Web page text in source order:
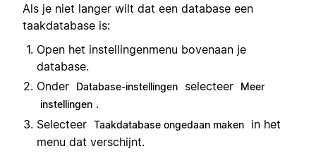
Als je niet langer wilt dat een database een
taakdatabase is:
Open het instellingenmenu bovenaan je
database.
Onder
Database-instellingen selecteer
Meer
instellingen .
Selecteer Taakdatabase ongedaan maken
in het
menu dat verschijnt.